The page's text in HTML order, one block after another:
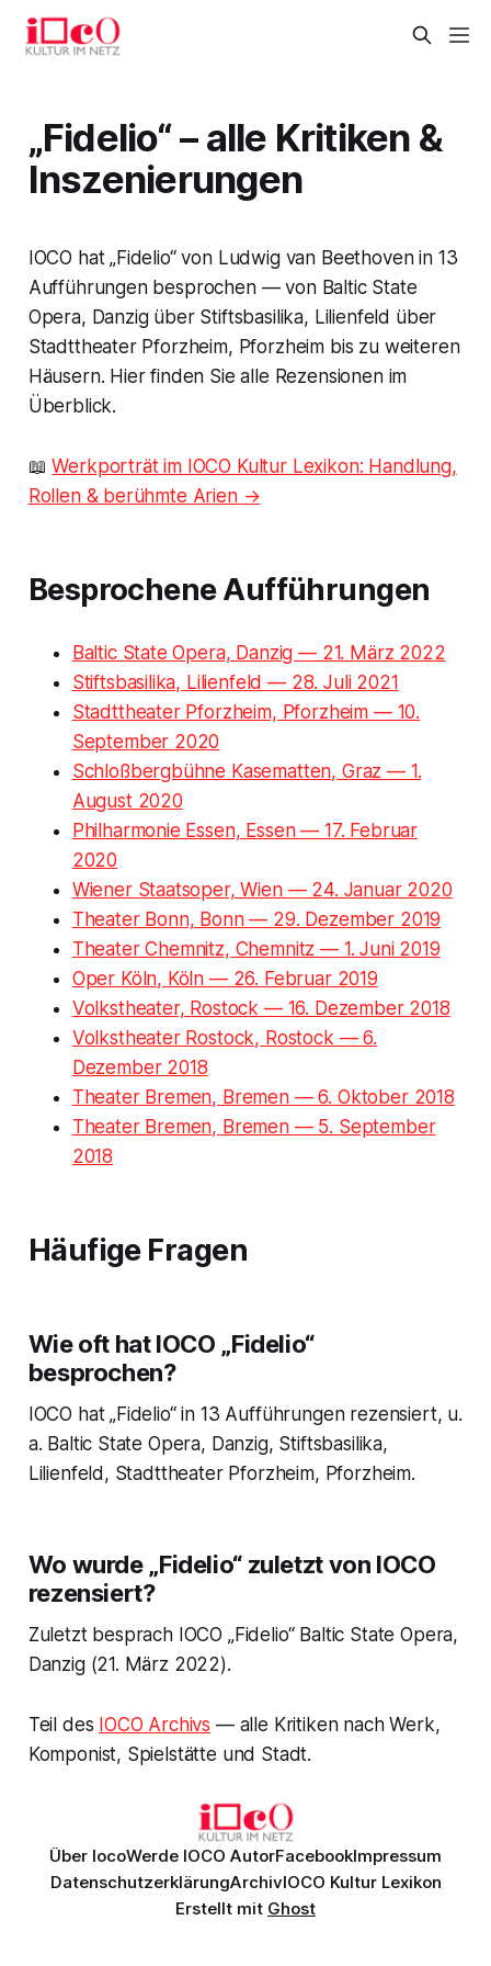
„Fidelio“ – alle Kritiken &
Inszenierungen
IOCO hat „Fidelio“ von Ludwig van Beethoven in 13
Aufführungen besprochen — von Baltic State
Opera, Danzig über Stiftsbasilika, Lilienfeld über
Stadttheater Pforzheim, Pforzheim bis zu weiteren
Häusern. Hier finden Sie alle Rezensionen im
Überblick.
📖Werkporträt im IOCO Kultur Lexikon: Handlung,
Rollen & berühmte Arien →
Besprochene Aufführungen
Baltic State Opera, Danzig — 21. März 2022
Stiftsbasilika, Lilienfeld — 28. Juli 2021
Stadttheater Pforzheim, Pforzheim — 10.
September 2020
Schloßbergbühne Kasematten, Graz — 1.
August 2020
Philharmonie Essen, Essen — 17. Februar
2020
Wiener Staatsoper, Wien — 24. Januar 2020
Theater Bonn, Bonn — 29. Dezember 2019
Theater Chemnitz, Chemnitz — 1. Juni 2019
Oper Köln, Köln — 26. Februar 2019
Volkstheater, Rostock — 16. Dezember 2018
Volkstheater Rostock, Rostock — 6.
Dezember 2018
Theater Bremen, Bremen — 6. Oktober 2018
Theater Bremen, Bremen — 5. September
2018
Häufige Fragen
Wie oft hat IOCO „Fidelio“
besprochen?
IOCO hat „Fidelio“ in 13 Aufführungen rezensiert, u.
a. Baltic State Opera, Danzig, Stiftsbasilika,
Lilienfeld, Stadttheater Pforzheim, Pforzheim.
Wo wurde „Fidelio“ zuletzt von IOCO
rezensiert?
Zuletzt besprach IOCO „Fidelio“ Baltic State Opera,
Danzig (21. März 2022).
Teil des IOCO Archivs — alle Kritiken nach Werk,
Komponist, Spielstätte und Stadt.
Über IocoWerde IOCO AutorFacebookImpressum
DatenschutzerklärungArchivIOCO Kultur Lexikon
Erstellt mit Ghost